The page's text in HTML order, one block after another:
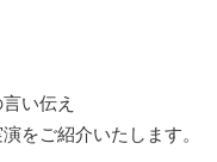
い伝え
をご紹介いたします。